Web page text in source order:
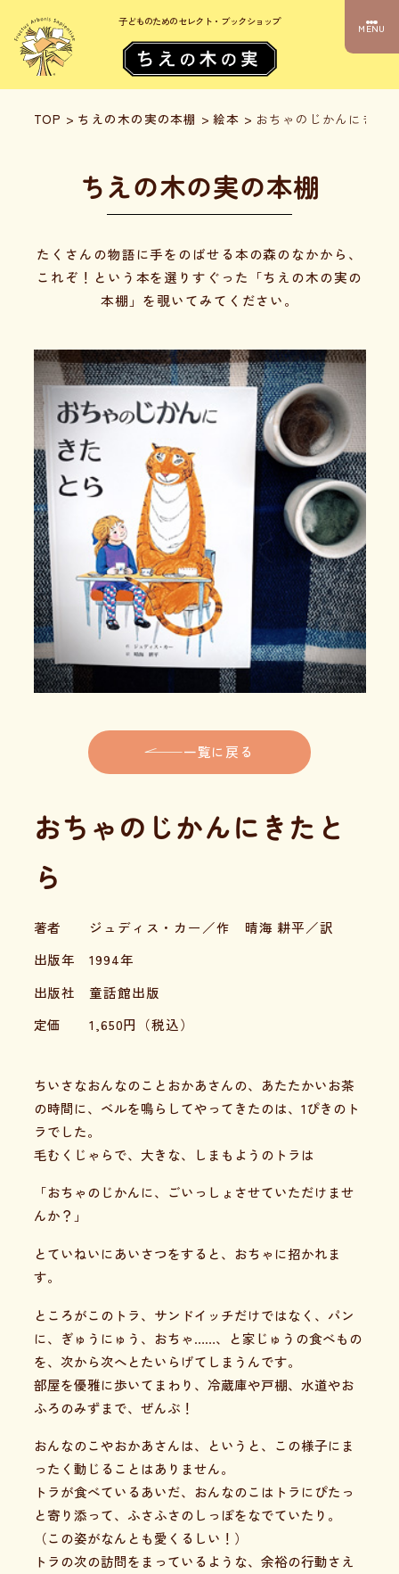
子どものためのセレクト・ブックショップ
MENU
TOP > ちえの木の実の本棚 > 絵本 > おちゃのじかんにきた
ちえの木の実の本棚
たくさんの物語に手をのばせる本の森のなかから、
これぞ！という本を選りすぐった「ちえの木の実の
本棚」を覗いてみてください。
一覧に戻る
おちゃのじかんにきたと
ら
著者
ジュディス・カー／作 晴海 耕平／訳
出版年
1994年
出版社
童話館出版
定価
1,650円（税込）
ちいさなおんなのことおかあさんの、あたたかいお茶
の時間に、ベルを鳴らしてやってきたのは、1ぴきのト
ラでした。
毛むくじゃらで、大きな、しまもようのトラは
「おちゃのじかんに、ごいっしょさせていただけませ
んか？」
とていねいにあいさつをすると、おちゃに招かれま
す。
ところがこのトラ、サンドイッチだけではなく、パン
に、ぎゅうにゅう、おちゃ……、と家じゅうの食べもの
を、次から次へとたいらげてしまうんです。
部屋を優雅に歩いてまわり、冷蔵庫や戸棚、水道やお
ふろのみずまで、ぜんぶ！
おんなのこやおかあさんは、というと、この様子にま
ったく動じることはありません。
トラが食べているあいだ、おんなのこはトラにぴたっ
と寄り添って、ふさふさのしっぽをなでていたり。
（この姿がなんとも愛くるしい！）
トラの次の訪問をまっているような、余裕の行動さえ